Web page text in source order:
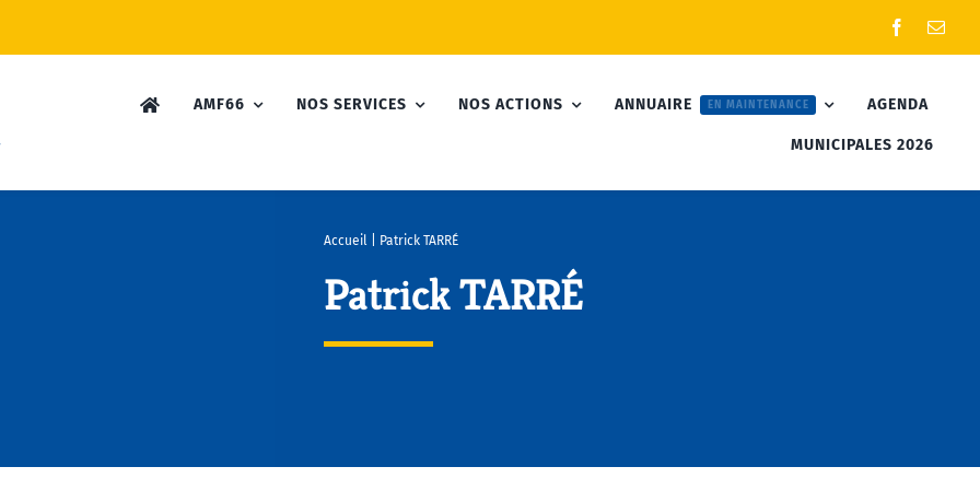
AMF66 NOS SERVICES NOS ACTIONS ANNUAIRE EN MAINTENANCE AGENDA
MUNICIPALES 2026
Accueil| Patrick TARRÉ
Patrick TARRÉ